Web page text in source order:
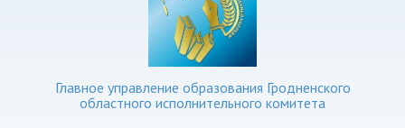
Главное управление образования Гродненского
областного исполнительного комитета